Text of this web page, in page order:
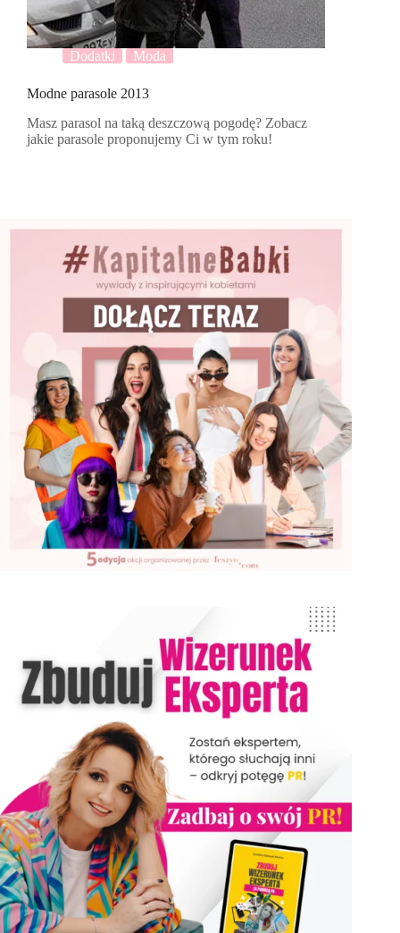
Dodatki Moda
Modne parasole 2013
Masz parasol na taką deszczową pogodę? Zobacz
jakie parasole proponujemy Ci w tym roku!